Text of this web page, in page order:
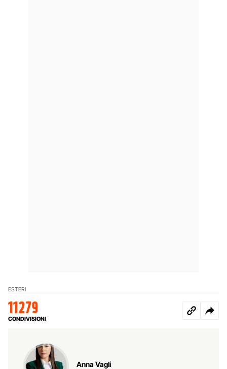
ESTERI
11279
CONDIVISIONI
Anna Vagli